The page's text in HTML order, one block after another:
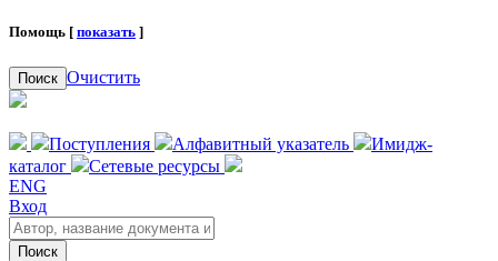
Помощь [ показать ]
Поиск Очистить
Поступления Алфавитный указатель
Имидж-
каталог
Сетевые ресурсы
ENG
Вход
Поиск